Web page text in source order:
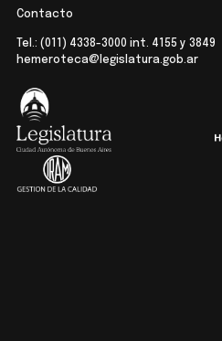
Contacto
Tel.: (011) 4338-3000 int. 4155 y 3849
hemeroteca@legislatura.gob.ar